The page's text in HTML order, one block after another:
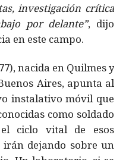
investigación crítica
por delante”, dijo
en este campo.
nacida en Quilmes y
Aires, apunta al
instalativo móvil que
como soldado
ciclo vital de esos
irán dejando sobre un